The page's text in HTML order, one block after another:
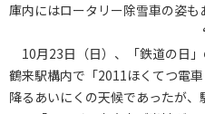
庫内にはロータリー除雪車の姿も
10月23日（日）、「鉄道の日
鶴来駅構内で「2011ほくてつ電
降るあいにくの天候であったが